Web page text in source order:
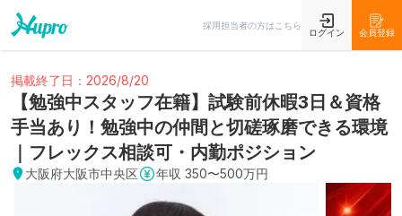
採用担当者の方はこちら
ログイン 会員登録
掲載終了日：2026/8/20
【勉強中スタッフ在籍】試験前休暇3日＆資格
手当あり！勉強中の仲間と切磋琢磨できる環境
｜フレックス相談可・内勤ポジション
大阪府大阪市中央区 年収 350〜500万円